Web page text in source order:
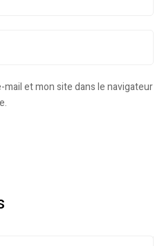
et mon site dans le navigateur